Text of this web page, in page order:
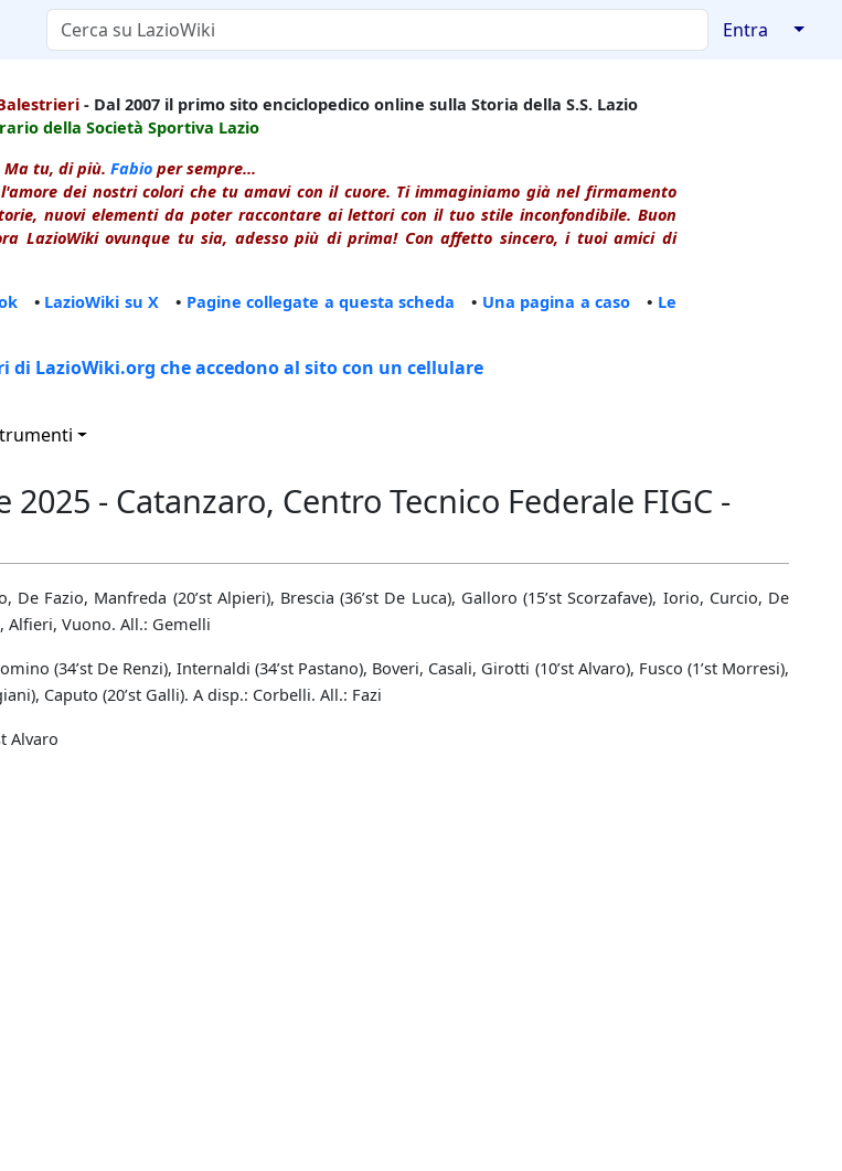
Entra ↓
- Dal 2007 il primo sito enciclopedico online sulla Storia della S.S. Lazio
della Società Sportiva Lazio
tu, di più. Fabio per sempre...
dei nostri colori che tu amavi con il cuore. Ti immaginiamo già nel firmamento
nuovi elementi da poter raccontare ai lettori con il tuo stile inconfondibile. Buon
LazioWiki ovunque tu sia, adesso più di prima! Con affetto sincero, i tuoi amici di
• LazioWiki su X • Pagine collegate a questa scheda • Una pagina a caso • Le
di LazioWiki.org che accedono al sito con un cellulare
- Catanzaro, Centro Tecnico Federale FIGC -
De Fazio, Manfreda (20’st Alpieri), Brescia (36’st De Luca), Galloro (15’st Scorzafave), Iorio, Curcio, De
Alfieri, Vuono. All.: Gemelli
(34’st De Renzi), Internaldi (34’st Pastano), Boveri, Casali, Girotti (10’st Alvaro), Fusco (1’st Morresi),
Caputo (20’st Galli). A disp.: Corbelli. All.: Fazi
Alvaro